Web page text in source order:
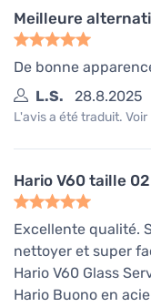
Meilleure
De bonne
L.S.
28.8.2025
L'avis a été traduit.
Hario V60 taille
Excellente qualité.
nettoyer et super
Hario V60 Glass
Hario Buono en